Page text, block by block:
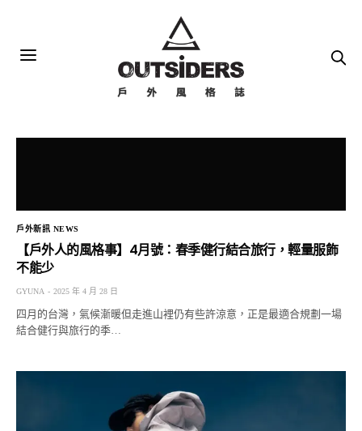
戶外新訊 NEWS
【戶外人的風格事】4月號：春季健行結合旅行，輕量服飾
不能少
GYUNA 2025 年 4 月 28 日
四月的台灣，氣候漸暖但走進山裡仍有些許涼意，正是最適合規劃一場
結合健行與旅行的季…